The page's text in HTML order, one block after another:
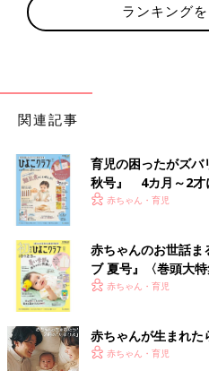
ランキング
関連記事
育児の困ったがズバ
秋号』 4カ月～2才
いっぱい！
赤ちゃん・育児
赤ちゃんのお世話ま
ブ 夏号』〈巻頭大
く！ おっぱい・ミ
赤ちゃん・育児
赤ちゃんが生まれた
赤ちゃん・育児